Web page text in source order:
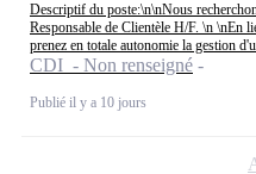
Descriptif du poste:\n\nNous
Responsable de Clientèle H/F. \n \nEn
prenez en totale autonomie la gestion
CDI - Non renseigné
Publié il y a 10 jours